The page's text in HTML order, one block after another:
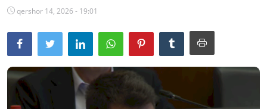
KOSOVA
LAJME NGA BOTA
SHOWBIZ
SPORT
qershor 14, 2026 - 19:01